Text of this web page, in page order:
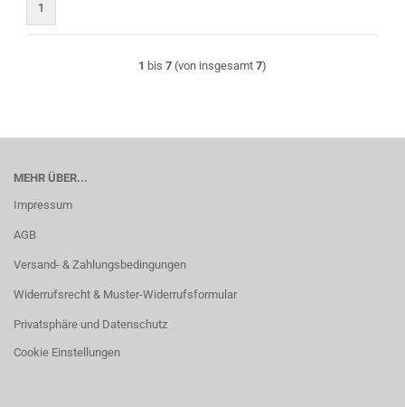
1
1 bis 7 (von insgesamt 7)
MEHR ÜBER...
Impressum
AGB
Versand- & Zahlungsbedingungen
Widerrufsrecht & Muster-Widerrufsformular
Privatsphäre und Datenschutz
Cookie Einstellungen